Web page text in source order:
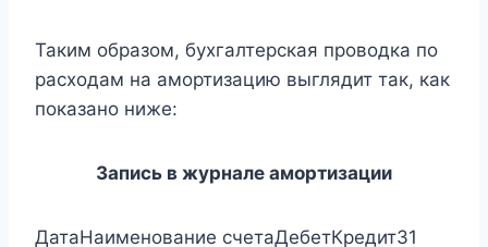
Таким образом, бухгалтерская проводка по
расходам на амортизацию выглядит так, как
показано ниже:
Запись в журнале амортизации
ДатаНаименование счетаДебетКредит31